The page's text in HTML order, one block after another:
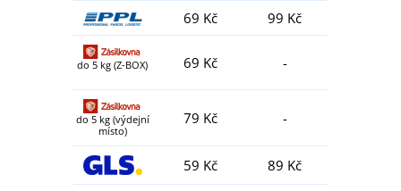
69 Kč 99 Kč
do 5 kg (Z-BOX) 69 Kč -
do 5 kg (výdejní
místo)
79 Kč -
59 Kč 89 Kč